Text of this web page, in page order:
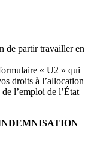
de partir travailler en
« U2 » qui
droits à l’allocation
l’emploi de l’État